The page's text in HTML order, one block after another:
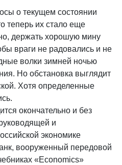
о текущем состоянии
теперь их стало еще
держать хорошую мину
враги не радовались и не
волки зимней ночью
Но обстановка выглядит
Хотя определенные
окончательно и без
и
экономике
вооруженный передовой
«Economics»